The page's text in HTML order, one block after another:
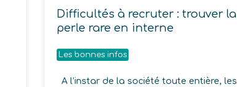
Difficultés à recruter : trouver la
perle rare en interne
Les bonnes infos
A l’instar de la société toute entière, les